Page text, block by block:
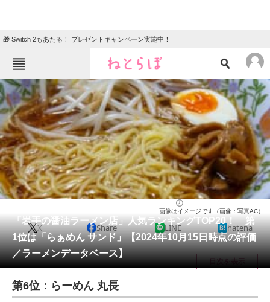
🎁 Switch 2もあたる！ プレゼントキャンペーン実施中！
ねとらぼメニュー
TOP ニュース
エンタメ クイズ
グルメ 地域
住まい 教育・育児
動物 リサーチ
会員記事
メディア
注目記事を集めた総合ページ
ITの今と未来を見通す
「岩手の醤油ラーメン店」人気ランキングTOP20！ 第
1位は「らぁめん サンド」【2024年10月15日時点の評価
／ラーメンデータベース】
画像はイメージです（画像：写真AC）
X Share LINE hatena
目次を表示
第6位：らーめん 丸長